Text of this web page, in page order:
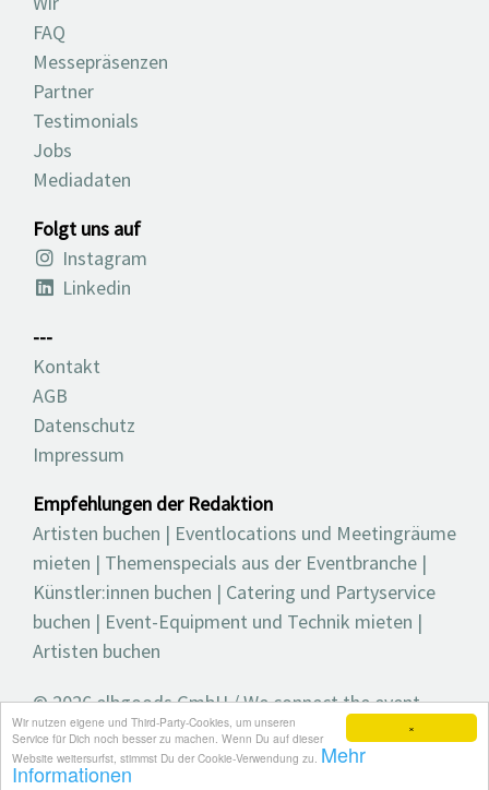
×
Wir nutzen eigene und Third-Party-Cookies, um unseren
Service für Dich noch besser zu machen. Wenn Du auf dieser
Website weitersurfst, stimmst Du der Cookie-Verwendung zu. Mehr
Informationen
FAQ
Messepräsenzen
Partner
Testimonials
Jobs
Mediadaten
Folgt uns auf
Instagram
Linkedin
---
Kontakt
AGB
Datenschutz
Impressum
Empfehlungen der Redaktion
Artisten buchen | Eventlocations und Meetingräume
mieten | Themenspecials aus der Eventbranche |
Künstler:innen buchen | Catering und Partyservice
buchen | Event-Equipment und Technik mieten |
Artisten buchen
© 2026 elbgoods GmbH / We connect the event
industry / Medienvielfalt für die Eventplanung /
Eventbranchenbuch, Blog, Magazin und mehr